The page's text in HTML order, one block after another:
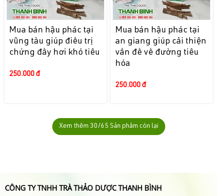
Mua bán hậu phác tại
vũng tàu giúp điều trị
chứng đầy hơi khó tiêu
250.000 đ
Mua bán hậu phác tại
an giang giúp cải thiện
vấn đề về đường tiêu
hóa
250.000 đ
Xem thêm 30/65 Sản phẩm còn lại
CÔNG TY TNHH TRÀ THẢO DƯỢC THANH BÌNH